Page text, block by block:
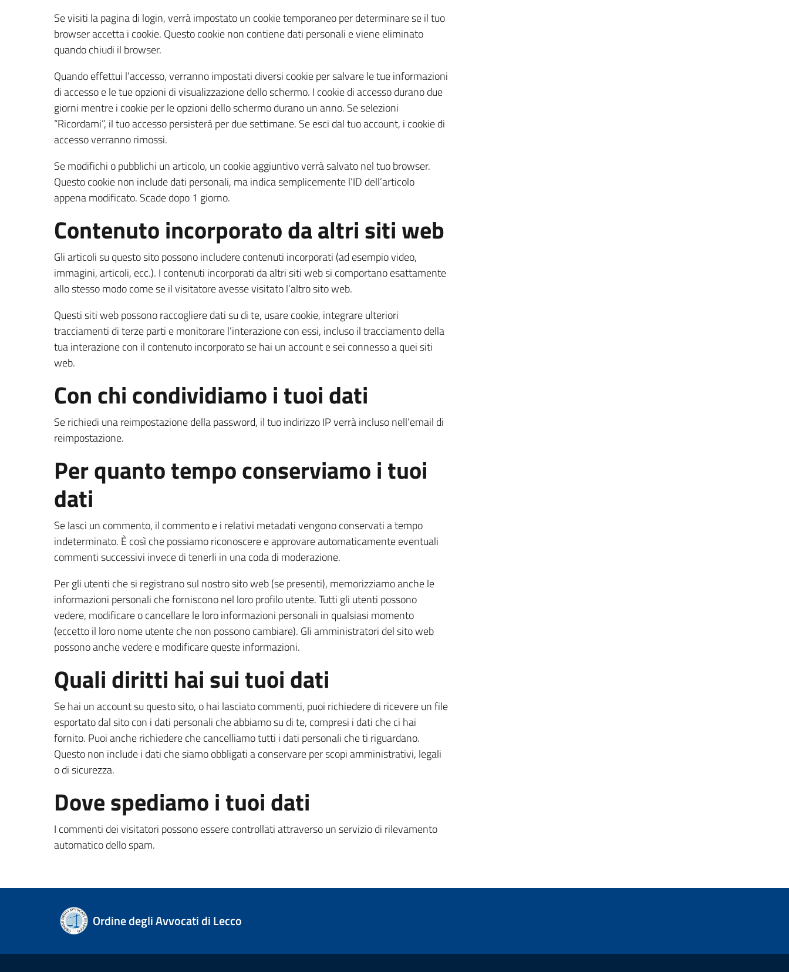
Se visiti la pagina di login, verrà impostato un cookie temporaneo per determinare se il tuo
browser accetta i cookie. Questo cookie non contiene dati personali e viene eliminato
quando chiudi il browser.
Quando effettui l’accesso, verranno impostati diversi cookie per salvare le tue informazioni
di accesso e le tue opzioni di visualizzazione dello schermo. I cookie di accesso durano due
giorni mentre i cookie per le opzioni dello schermo durano un anno. Se selezioni
“Ricordami”, il tuo accesso persisterà per due settimane. Se esci dal tuo account, i cookie di
accesso verranno rimossi.
Se modifichi o pubblichi un articolo, un cookie aggiuntivo verrà salvato nel tuo browser.
Questo cookie non include dati personali, ma indica semplicemente l’ID dell’articolo
appena modificato. Scade dopo 1 giorno.
Contenuto incorporato da altri siti web
Gli articoli su questo sito possono includere contenuti incorporati (ad esempio video,
immagini, articoli, ecc.). I contenuti incorporati da altri siti web si comportano esattamente
allo stesso modo come se il visitatore avesse visitato l’altro sito web.
Questi siti web possono raccogliere dati su di te, usare cookie, integrare ulteriori
tracciamenti di terze parti e monitorare l’interazione con essi, incluso il tracciamento della
tua interazione con il contenuto incorporato se hai un account e sei connesso a quei siti
web.
Con chi condividiamo i tuoi dati
Se richiedi una reimpostazione della password, il tuo indirizzo IP verrà incluso nell’email di
reimpostazione.
Per quanto tempo conserviamo i tuoi
dati
Se lasci un commento, il commento e i relativi metadati vengono conservati a tempo
indeterminato. È così che possiamo riconoscere e approvare automaticamente eventuali
commenti successivi invece di tenerli in una coda di moderazione.
Per gli utenti che si registrano sul nostro sito web (se presenti), memorizziamo anche le
informazioni personali che forniscono nel loro profilo utente. Tutti gli utenti possono
vedere, modificare o cancellare le loro informazioni personali in qualsiasi momento
(eccetto il loro nome utente che non possono cambiare). Gli amministratori del sito web
possono anche vedere e modificare queste informazioni.
Quali diritti hai sui tuoi dati
Se hai un account su questo sito, o hai lasciato commenti, puoi richiedere di ricevere un file
esportato dal sito con i dati personali che abbiamo su di te, compresi i dati che ci hai
fornito. Puoi anche richiedere che cancelliamo tutti i dati personali che ti riguardano.
Questo non include i dati che siamo obbligati a conservare per scopi amministrativi, legali
o di sicurezza.
Dove spediamo i tuoi dati
I commenti dei visitatori possono essere controllati attraverso un servizio di rilevamento
automatico dello spam.
Ordine degli Avvocati di Lecco